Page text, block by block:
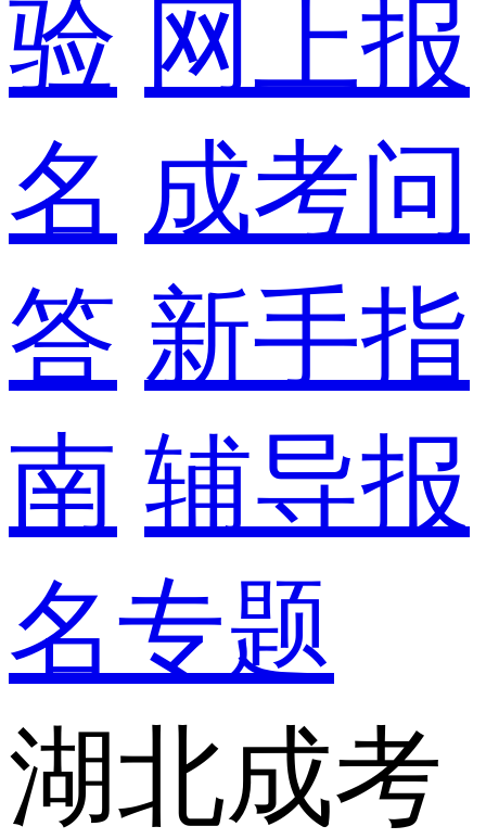
验 网上报
名 成考问
答 新手指
南 辅导报
名专题
湖北成考